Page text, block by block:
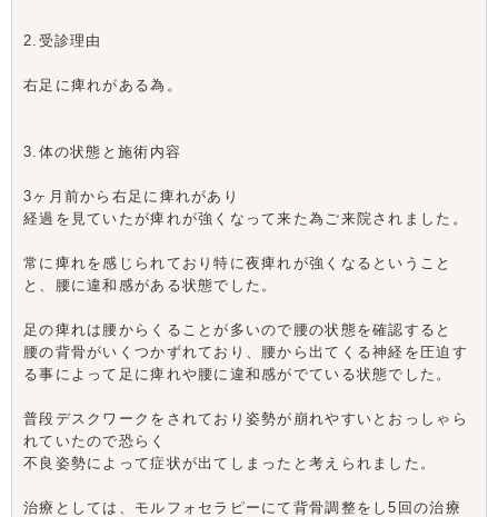
2.受診理由
右足に痺れがある為。
3.体の状態と施術内容
3ヶ月前から右足に痺れがあり
経過を見ていたが痺れが強くなって来た為ご来院されました。
常に痺れを感じられており特に夜痺れが強くなるということ
と、腰に違和感がある状態でした。
足の痺れは腰からくることが多いので腰の状態を確認すると
腰の背骨がいくつかずれており、腰から出てくる神経を圧迫す
る事によって足に痺れや腰に違和感がでている状態でした。
普段デスクワークをされており姿勢が崩れやすいとおっしゃら
れていたので恐らく
不良姿勢によって症状が出てしまったと考えられました。
治療としては、モルフォセラピーにて背骨調整をし5回の治療